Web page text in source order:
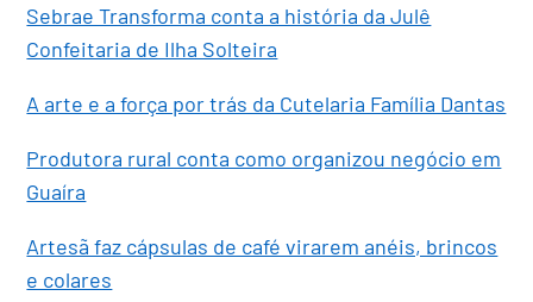
Sebrae Transforma conta a história da Julê
Confeitaria de Ilha Solteira
A arte e a força por trás da Cutelaria Família Dantas
Produtora rural conta como organizou negócio em
Guaíra
Artesã faz cápsulas de café virarem anéis, brincos
e colares